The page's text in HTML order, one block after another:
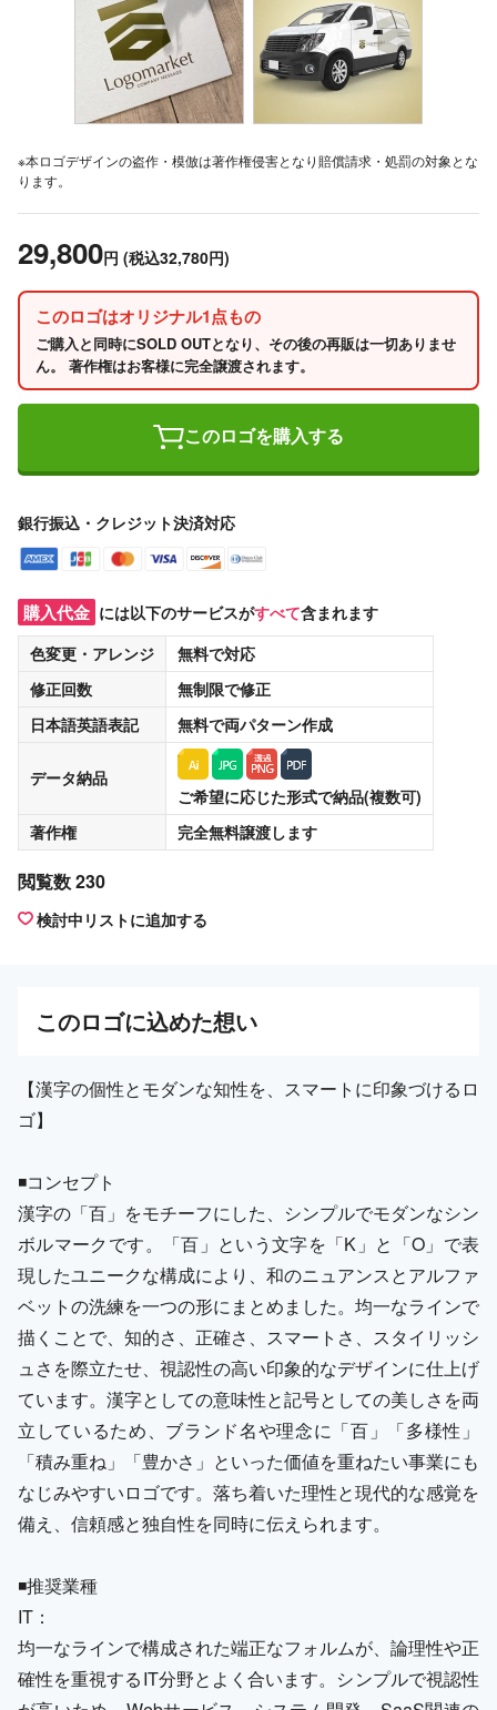
※本ロゴデザインの盗作・模倣は著作権侵害となり賠償請求・処罰の対象とな
ります。
29,800円 (税込32,780円)
このロゴはオリジナル1点もの
ご購入と同時にSOLD OUTとなり、その後の再販は一切ありませ
ん。 著作権はお客様に完全譲渡されます。
このロゴを購入する
銀行振込・クレジット決済対応
購入代金 には以下のサービスがすべて含まれます
色変更・アレンジ
無料で対応
修正回数
無制限で修正
日本語英語表記
無料で両パターン作成
データ納品
ご希望に応じた形式で納品(複数可)
著作権
完全無料譲渡します
閲覧数 230
検討中リストに追加する
このロゴに込めた想い
【漢字の個性とモダンな知性を、スマートに印象づけるロ
ゴ】
◾️コンセプト
漢字の「百」をモチーフにした、シンプルでモダンなシン
ボルマークです。「百」という文字を「K」と「O」で表
現したユニークな構成により、和のニュアンスとアルファ
ベットの洗練を一つの形にまとめました。均一なラインで
描くことで、知的さ、正確さ、スマートさ、スタイリッシ
ュさを際立たせ、視認性の高い印象的なデザインに仕上げ
ています。漢字としての意味性と記号としての美しさを両
立しているため、ブランド名や理念に「百」「多様性」
「積み重ね」「豊かさ」といった価値を重ねたい事業にも
なじみやすいロゴです。落ち着いた理性と現代的な感覚を
備え、信頼感と独自性を同時に伝えられます。
◾️推奨業種
IT：
均一なラインで構成された端正なフォルムが、論理性や正
確性を重視するIT分野とよく合います。シンプルで視認性